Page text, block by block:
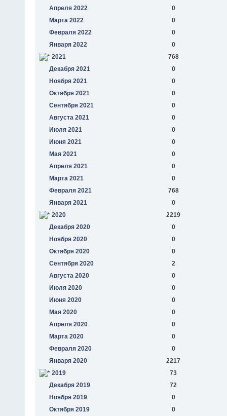
Апреля 2022
0
Марта 2022
0
Февраля 2022
0
Января 2022
0
2021
768
Декабря 2021
0
Ноября 2021
0
Октября 2021
0
Сентября 2021
0
Августа 2021
0
Июля 2021
0
Июня 2021
0
Мая 2021
0
Апреля 2021
0
Марта 2021
0
Февраля 2021
768
Января 2021
0
2020
2219
Декабря 2020
0
Ноября 2020
0
Октября 2020
0
Сентября 2020
2
Августа 2020
0
Июля 2020
0
Июня 2020
0
Мая 2020
0
Апреля 2020
0
Марта 2020
0
Февраля 2020
0
Января 2020
2217
2019
73
Декабря 2019
72
Ноября 2019
0
Октября 2019
0